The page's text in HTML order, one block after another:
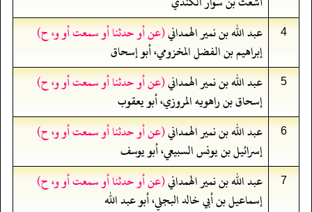
4 عبد الله بن نمير الهمداني(عن أو حدثنا أو سمعت أو و، ح)
إبراهيم بن الفضل المخزومي، أبو إسحاق
5 عبد الله بن نمير الهمداني(عن أو حدثنا أو سمعت أو و، ح)
إسحاق بن راهويه المروزي، أبو يعقوب
6 عبد الله بن نمير الهمداني(عن أو حدثنا أو سمعت أو و، ح)
إسرائيل بن يونس السبيعي، أبو يوسف
7 عبد الله بن نمير الهمداني(عن أو حدثنا أو سمعت أو و، ح)
إسماعيل بن أبي خالد البجلي، أبو عبد الله